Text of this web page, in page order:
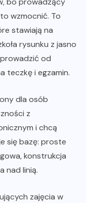
wzmocnić. To
stawiają na
rysunku z jasno
od
teczkę i egzamin.
dla osób
z
i chcą
się bazę: proste
konstrukcja
nad linią.
zajęcia w